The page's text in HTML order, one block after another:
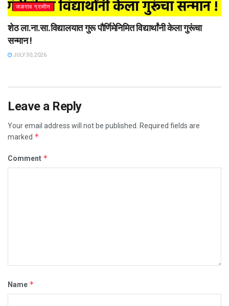
जळगाव ग्रामीण
शेठ ला.ना.सा.विद्यालयात गुरू पौर्णिमेनिमित विद्यार्थांनी केला गुरूंचा
सन्मान !
JULY 30, 2026
Leave a Reply
Your email address will not be published.
Required fields are
marked *
Comment *
Name *